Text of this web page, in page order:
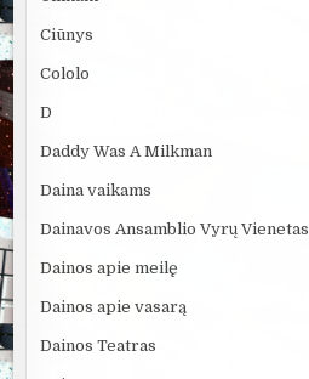
Ciūnys
Cololo
D
Daddy Was A Milkman
Daina vaikams
Dainavos Ansamblio Vyrų Vienetas
Dainos apie meilę
Dainos apie vasarą
Dainos Teatras